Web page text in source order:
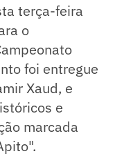
terça-feira
o
foi entregue
Xaud, e
e
marcada